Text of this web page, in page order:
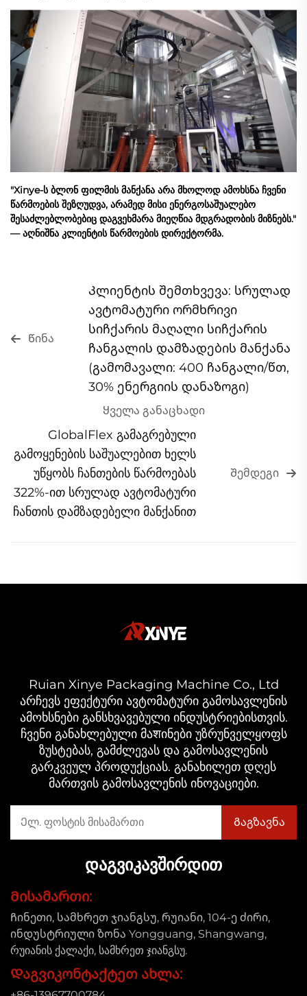
"Xinye-ს ბლონ ფილმის მანქანა არა მხოლოდ ამოხსნა ჩვენი
წარმოების შეზღუდვა, არამედ მისი ენერგოსაშუალებო
შესაძლებლობებიც დაგვეხმარა მიეღწია მდგრადობის მიზნებს."
— აღნიშნა კლიენტის წარმოების დირექტორმა.
Წინა
Კლიენტის შემთხვევა: სრულად
ავტომატური ორმხრივი
სიჩქარის მაღალი სიჩქარის
ჩანგალის დამზადების მანქანა
(გამომავალი: 400 ჩანგალი/წთ,
30% ენერგიის დანაზოგი)
Ყველა განაცხადი
Შემდეგი
GlobalFlex გამაგრებული
გამოყენების საშუალებით ხელს
უწყობს ჩანთების წარმოებას
322%-ით სრულად ავტომატური
ჩანთის დამზადებელი მანქანით
Ruian Xinye Packaging Machine Co., Ltd
არჩევს ეფექტური ავტომატური გამოსავლენის
ამოხსნები განსხვავებული ინდუსტრიებისთვის.
ჩვენი განახლებული მაशინები უზრუნველყოფს
ზუსტებას, გამძლევას და გამოსავლენის
გარკვეულ პროდუქციას. განახილეთ დღეს
მართვის გამოსავლენის ინოვაციები.
ᲓᲐᲒᲕᲘᲙᲐᲕᲨᲘᲠᲓᲘᲗ
Მისამართი:
Ჩინეთი, სამხრეთ ჯიანგსუ, რუიანი, 104-ე ძირი,
ინდუსტრიული ზონა Yongguang, Shangwang,
რუიანის ქალაქი, სამხრეთ ჯიანგსუ.
Დაგვიკონტაქტეთ ახლა: